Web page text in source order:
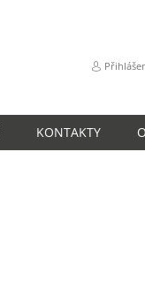
KONTAKTY